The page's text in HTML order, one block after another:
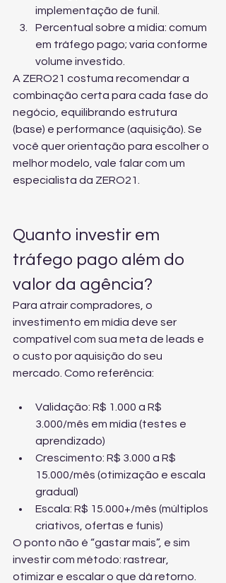
implementação de funil.
Percentual sobre a mídia: comum
em tráfego pago; varia conforme
volume investido.
A ZERO21 costuma recomendar a
combinação certa para cada fase do
negócio, equilibrando estrutura
(base) e performance (aquisição). Se
você quer orientação para escolher o
melhor modelo, vale falar com um
especialista da ZERO21
Quanto investir em
tráfego pago além do
valor da agência?
Para atrair compradores, o
investimento em mídia deve ser
compatível com sua meta de leads e
o custo por aquisição do seu
mercado. Como referência:
Validação: R$ 1.000 a R$
3.000/mês em mídia (testes e
aprendizado)
Crescimento: R$ 3.000 a R$
15.000/mês (otimização e escala
gradual)
Escala: R$ 15.000+/mês (múltiplos
criativos, ofertas e funis)
O ponto não é “gastar mais”, e sim
investir com método: rastrear,
otimizar e escalar o que dá retorno.